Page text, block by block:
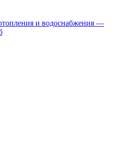
и водоснабжения —